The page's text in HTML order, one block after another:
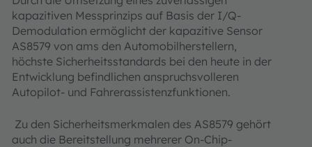
kapazitiven Messprinzips auf Basis der I/Q-
Demodulation ermöglicht der kapazitive Sensor
AS8579 von ams den Automobilherstellern,
höchste Sicherheitsstandards bei den heute in der
Entwicklung befindlichen anspruchsvolleren
Autopilot- und Fahrerassistenzfunktionen.
Zu den Sicherheitsmerkmalen des AS8579 gehört
auch die Bereitstellung mehrerer On-Chip-